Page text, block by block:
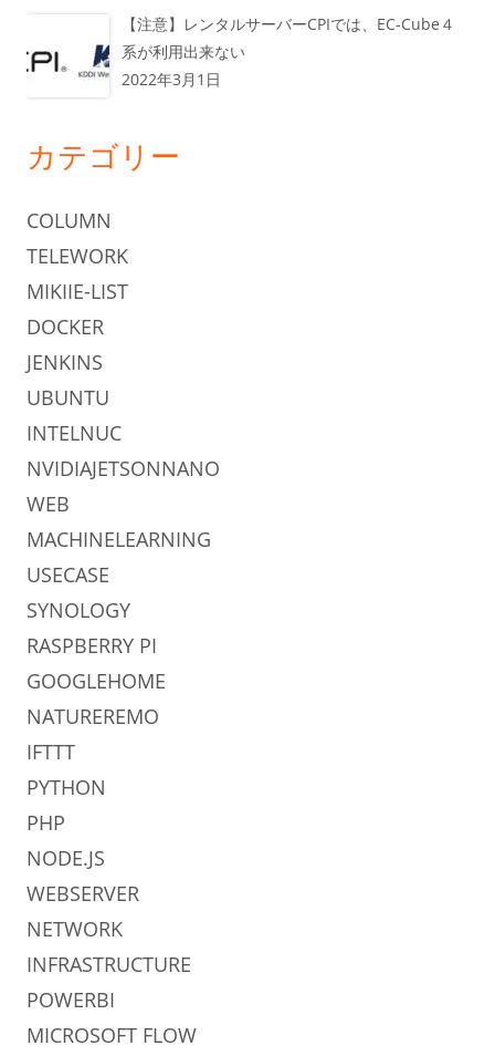
【注意】レンタルサーバーCPIでは、EC-Cube４
系が利用出来ない
2022年3月1日
カテゴリー
COLUMN
TELEWORK
MIKIIE-LIST
DOCKER
JENKINS
UBUNTU
INTELNUC
NVIDIAJETSONNANO
WEB
MACHINELEARNING
USECASE
SYNOLOGY
RASPBERRY PI
GOOGLEHOME
NATUREREMO
IFTTT
PYTHON
PHP
NODE.JS
WEBSERVER
NETWORK
INFRASTRUCTURE
POWERBI
MICROSOFT FLOW